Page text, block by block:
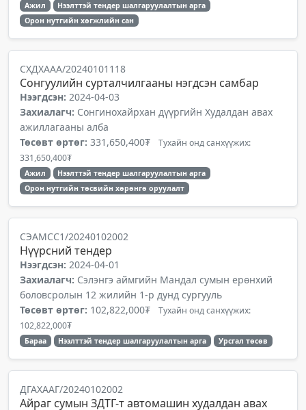
Ажил
Нээлттэй тендер шалгаруулалтын арга
Орон нутгийн хөгжлийн сан
СХДХААА/20240101118
Сонгуулийн сурталчилгааны нэгдсэн самбар
Нээгдсэн: 2024-04-03
Захиалагч: Сонгинохайрхан дүүргийн Худалдан авах
ажиллагааны алба
Төсөвт өртөг: 331,650,400₮ Тухайн онд санхүүжих:
331,650,400₮
Ажил
Нээлттэй тендер шалгаруулалтын арга
Орон нутгийн төсвийн хөрөнгө оруулалт
СЭАМСС1/20240102002
Нүүрсний тендер
Нээгдсэн: 2024-04-01
Захиалагч: Сэлэнгэ аймгийн Мандал сумын ерөнхий
боловсролын 12 жилийн 1-р дунд сургууль
Төсөвт өртөг: 102,822,000₮ Тухайн онд санхүүжих:
102,822,000₮
Бараа Нээлттэй тендер шалгаруулалтын арга Урсгал төсөв
ДГАХААГ/20240102002
Айраг сумын ЗДТГ-т автомашин худалдан авах